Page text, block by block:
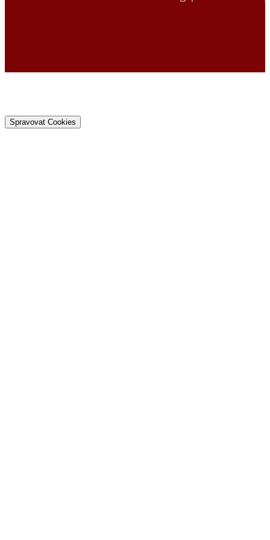
Spravovat Cookies